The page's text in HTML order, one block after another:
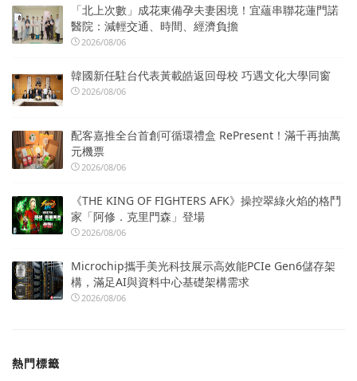
「北上次數」成花東備孕夫妻困境！宜蘊串聯花蓮門諾
醫院：減輕交通、時間、經濟負擔
2026/08/06
韓國新任駐台代表黃載皓返回母校 巧遇文化大學同窗
2026/08/06
配客嘉推全台首創可循環禮盒 RePresent！滿千再抽萬
元機票
2026/08/06
《THE KING OF FIGHTERS AFK》操控翠綠火焰的格鬥
家「阿修．克里門森」登場
2026/08/06
Microchip攜手美光科技展示高效能PCIe Gen6儲存架
構，滿足AI與資料中心基礎架構需求
2026/08/06
熱門標籤